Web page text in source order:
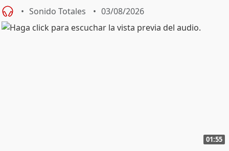
Sonido Totales 03/08/2026
01:55